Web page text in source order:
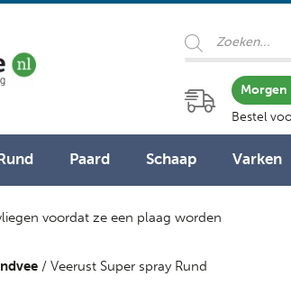
Producten
zoeken
Morgen
Bestel
Paard Schaap Varken
voordat ze een plaag worden
/ Veerust Super spray Rund